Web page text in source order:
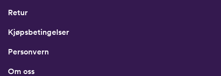
Retur
Kjøpsbetingelser
Personvern
Om oss